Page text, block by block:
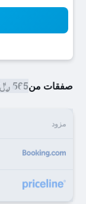
صفقات من565 ﷼
مزود